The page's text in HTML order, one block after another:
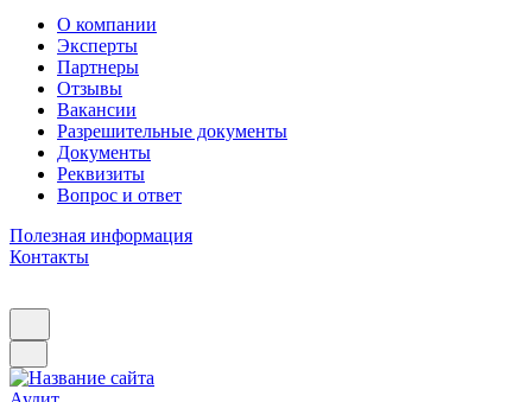
О компании
Эксперты
Партнеры
Отзывы
Вакансии
Разрешительные документы
Документы
Реквизиты
Вопрос и ответ
Полезная информация
Контакты